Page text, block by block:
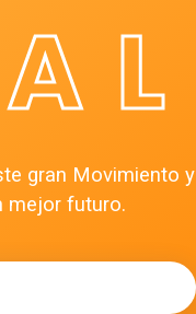
gran Movimiento y
mejor futuro.